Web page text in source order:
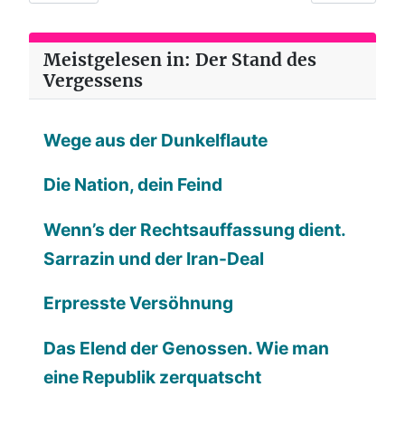
Meistgelesen in: Der Stand des
Vergessens
Wege aus der Dunkelflaute
Die Nation, dein Feind
Wenn’s der Rechtsauffassung dient.
Sarrazin und der Iran-Deal
Erpresste Versöhnung
Das Elend der Genossen. Wie man
eine Republik zerquatscht